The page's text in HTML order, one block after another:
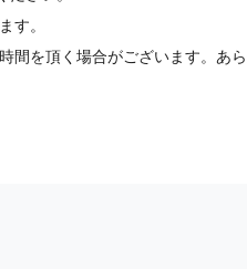
す。
を頂く場合がございます。あ